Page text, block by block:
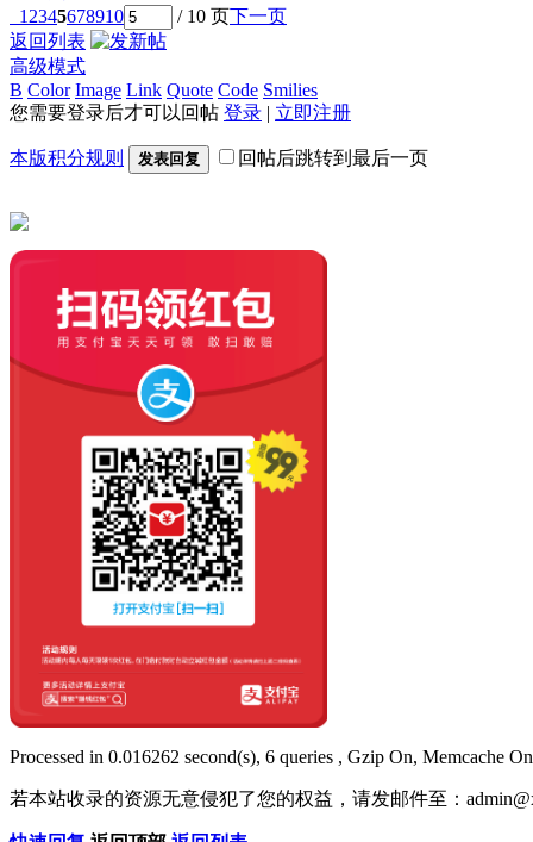
1 2345678910 / 10 页下一页
返回列表
高级模式
B Color Image Link Quote Code Smilies
您需要登录后才可以回帖 登录 | 立即注册
本版积分规则 发表回复 回帖后跳转到最后一页
Processed in 0.016262 second(s), 6 queries , Gzip On, Memcache
若本站收录的资源无意侵犯了您的权益，请发邮件至：